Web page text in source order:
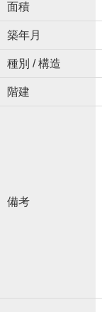
面積
築年月
種別 / 構造
階建
備考